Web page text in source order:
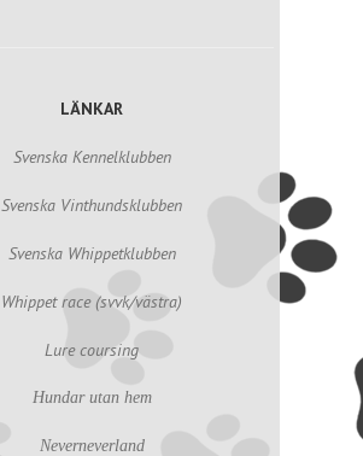
LÄNKAR
Svenska Kennelklubben
Svenska Vinthundsklubben
Svenska Whippetklubben
Whippet race (svvk/västra)
Lure coursing
Hundar utan hem
Neverneverland